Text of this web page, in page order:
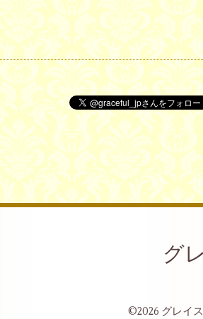
グ
©2026 グレイ